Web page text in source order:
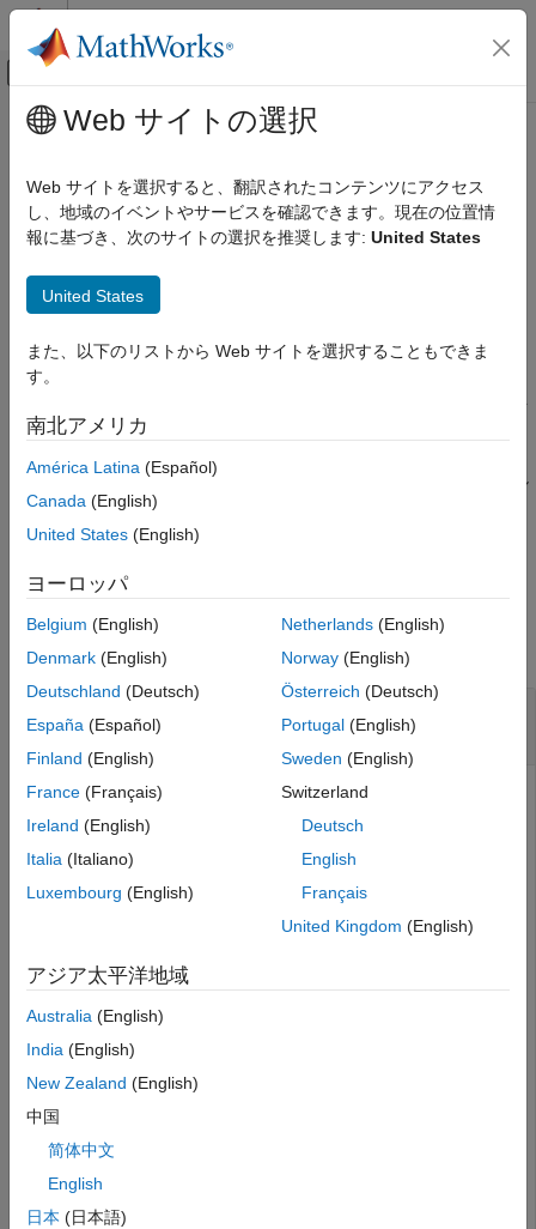
コンテンツへスキップ
オフキャンバス ナビゲーション メ
ドキュメンテーションのホーム
データのインポートと解析
大きなファイルとビッグ データ
previousblock
構文
例
ヒント
バージョン履歴
メインコンテンツ
previousblock
ブロック ファイルセット内の以前のブロックに関する情報
構文
説明
オブジェクト
bs内の以前のブロックに関する情報を返してから、ブロック フ
す。後続の関数previousblock
の呼び出しでは、前回の呼び出し
の終点から読み取りが続行されます。
例
すべて折りたたむ
ブロック ファイルセット内の以前のブロックに
戻る
ブロック ファイルセット内の以前のブロックに戻り、ブロ
ック情報を取得します。
ブロックの集合のブロック ファイルセット
す。
folder =
1×4 cell
{'accidents.mat'}    {'airlineResults.mat'}
bs = matlab.io.datastore.BlockedFileSet(folder)
bs =
Web サイトの選択
Web サイトを選択すると、翻訳されたコンテンツにアクセス
し、地域のイベントやサービスを確認できます。現在の位置情
報に基づき、次のサイトの選択を推奨します: United States
United States
また、以下のリストから Web サイトを選択することもできま
す。
南北アメリカ
América Latina (Español)
Canada (English)
United States (English)
ヨーロッパ
Belgium (English)
Denmark (English)
Deutschland (Deutsch)
España (Español)
Finland (English)
France (Français)
Ireland (English)
Italia (Italiano)
Luxembourg (English)
Netherlands(English)
Norway(English)
Österreich (Deutsch)
Portugal(English)
Sweden (English)
Switzerland
Deutsch
English
Français
United Kingdom (English)
アジア太平洋地域
Australia (English)
India (English)
New Zealand (English)
中国
简体中文
English
日本 (日本語)